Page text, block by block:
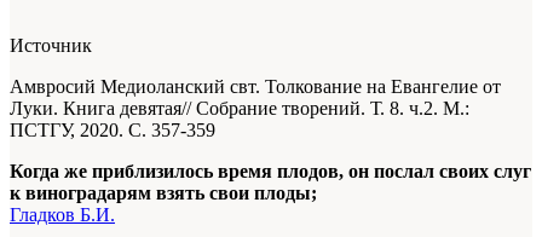
Источник
Амвросий Медиоланский свт. Толкование на Евангелие от
Луки. Книга девятая// Собрание творений. Т. 8. ч.2. М.:
ПСТГУ, 2020. С. 357-359
Когда же приблизилось время плодов, он послал своих слуг
к виноградарям взять свои плоды;
Гладков Б.И.